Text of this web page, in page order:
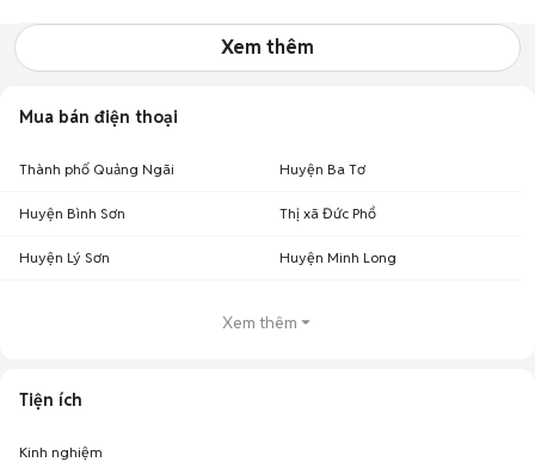
Xem thêm
Mua bán điện thoại
Thành phố Quảng Ngãi Huyện Ba Tơ
Huyện Bình Sơn Thị xã Đức Phổ
Huyện Lý Sơn Huyện Minh Long
Xem thêm
Tiện ích
Kinh nghiệm